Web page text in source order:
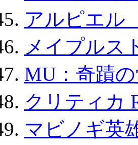
アルピエル
メイプルス
MU：奇蹟
クリティカ
マビノギ英